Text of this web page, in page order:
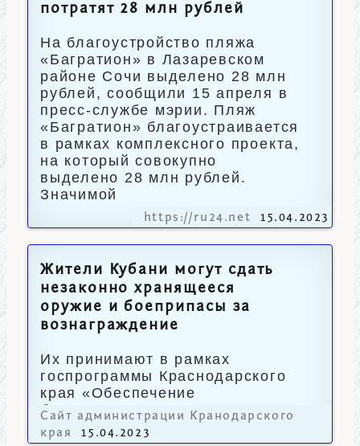
потратят 28 млн рублей
На благоустройство пляжа
«Багратион» в Лазаревском
районе Сочи выделено 28 млн
рублей, сообщили 15 апреля в
пресс-службе мэрии. Пляж
«Багратион» благоустраивается
в рамках комплексного проекта,
на который совокупно
выделено 28 млн рублей.
Значимой
https://ru24.net 15.04.2023
Жители Кубани могут сдать
незаконно хранящееся
оружие и боеприпасы за
вознаграждение
Их принимают в рамках
госпрограммы Краснодарского
края «Обеспечение
безопасности населения».
Сайт администрации Кранодарского
края
15.04.2023